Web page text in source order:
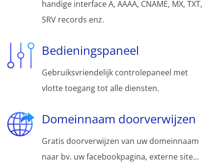
handige interface A, AAAA, CNAME, MX, TXT,
SRV records enz.
Bedieningspaneel
Gebruiksvriendelijk controlepaneel met
vlotte toegang tot alle diensten.
Domeinnaam doorverwijzen
Gratis doorverwijzen van uw domeinnaam
naar bv. uw facebookpagina, externe site...